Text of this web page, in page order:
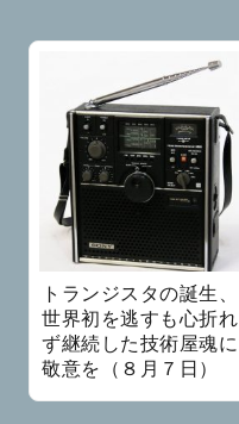
トランジスタの誕生、
世界初を逃すも心折れ
ず継続した技術屋魂に
敬意を（８月７日）